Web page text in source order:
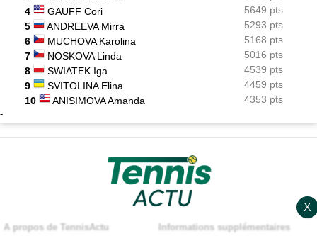
4
GAUFF Cori
5649 pts
5
ANDREEVA Mirra
5293 pts
6
MUCHOVA Karolina
5168 pts
7
NOSKOVA Linda
5016 pts
8
SWIATEK Iga
4539 pts
9
SVITOLINA Elina
4459 pts
10
ANISIMOVA Amanda 4353 pts
-
A propos de TennisActu Informations supplémentaires
X